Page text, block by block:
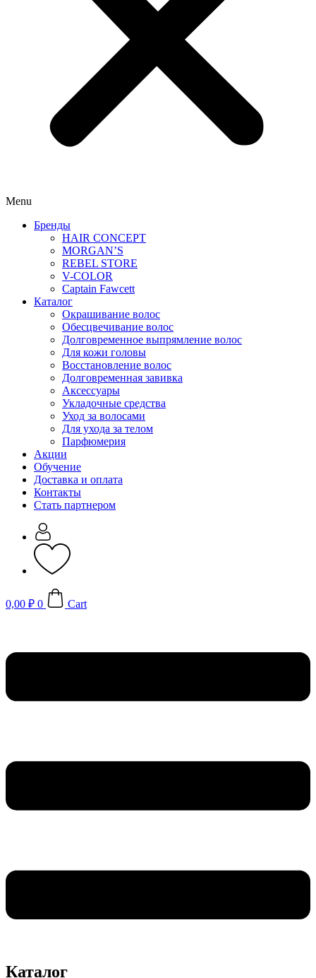
Menu
Бренды
HAIR CONCEPT
MORGAN’S
REBEL STORE
V-COLOR
Captain Fawcett
Каталог
Окрашивание волос
Обесцвечивание волос
Долговременное выпрямление волос
Для кожи головы
Восстановление волос
Долговременная завивка
Аксессуары
Укладочные средства
Уход за волосами
Для ухода за телом
Парфюмерия
Акции
Обучение
Доставка и оплата
Контакты
Стать партнером
0,00 ₽ 0 Cart
Каталог